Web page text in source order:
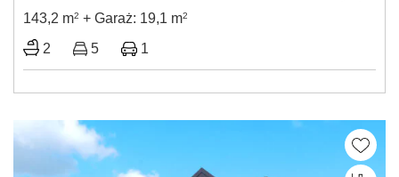
143,2 m2 + Garaż: 19,1 m2
2 5 1